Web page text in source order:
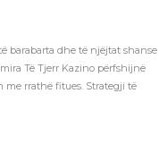
barabarta dhe të njëjtat shanse
Të Tjerr Kazino përfshijnë
rrathë fitues. Strategji të